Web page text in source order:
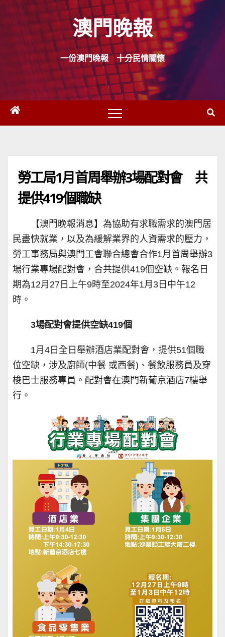
Skip
content
澳門晚報
一份澳門晚報 十分民情關懷
勞工局1月首周舉辦3場配對會 共
提供419個職缺
【澳門晚報消息】為協助有求職需求的澳門居
民盡快就業，以及為緩解業界的人資需求的壓力，
勞工事務局與澳門工會聯合總會合作1月首周舉辦3
場行業專場配對會，合共提供419個空缺。報名日
期為12月27日上午9時至2024年1月3日中午12
時。
3場配對會提供空缺419個
1月4日全日舉辦酒店業配對會，提供51個職
位空缺，涉及廚師(中餐 或西餐)、餐飲服務員及穿
梭巴士服務專員。配對會在澳門新葡京酒店7樓舉
行。